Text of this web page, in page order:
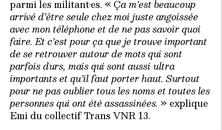
parmi les militant·es. « Ça m’est beaucoup
arrivé d’être seule chez moi juste angoissée
avec mon téléphone et de ne pas savoir quoi
faire. Et c’est pour ça que je trouve important
de se retrouver autour de mots qui sont
parfois durs, mais qui sont aussi ultra
importants et qu’il faut porter haut. Surtout
pour ne pas oublier tous les noms et toutes les
personnes qui ont été assassinées. » explique
Emi du collectif Trans VNR 13.